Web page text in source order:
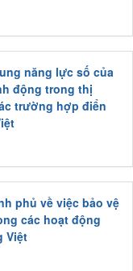
năng lực số của
động trong thị
trường hợp điển
phủ về việc bảo vệ
các hoạt động
Việt